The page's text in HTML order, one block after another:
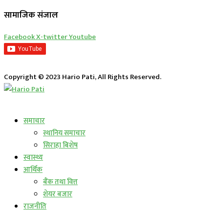
सामाजिक संजाल
FacebookX-twitterYoutube
Copyright © 2023 Hario Pati, All Rights Reserved.
समाचार
स्थानिय समाचार
सिराहा बिशेष
स्वास्थ्य
आर्थिक
बैंक तथा वित्त
शेयर बजार
राजनीति